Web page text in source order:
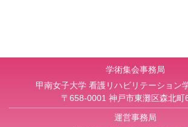
学術集会事務局
甲南女子大学 看護リハビリテーション
〒658-0001 神戸市東灘区森北町
運営事務局